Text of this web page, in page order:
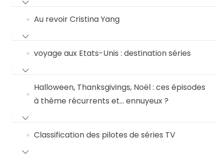
Au revoir Cristina Yang
voyage aux Etats-Unis : destination séries
Halloween, Thanksgivings, Noël : ces épisodes
à thème récurrents et… ennuyeux ?
Classification des pilotes de séries TV